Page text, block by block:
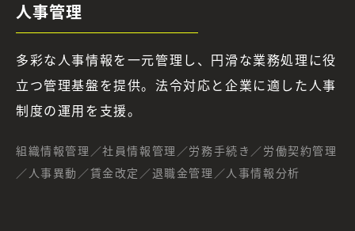
人事管理
多彩な人事情報を一元管理し、円滑な業務処理に役
立つ管理基盤を提供。法令対応と企業に適した人事
制度の運用を支援。
組織情報管理／社員情報管理／労務手続き／労働契約管理
／人事異動／賃金改定／退職金管理／人事情報分析